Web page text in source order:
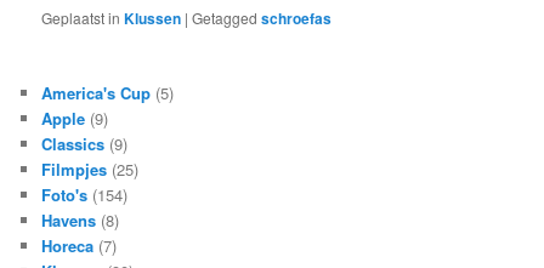
Geplaatst in Klussen |Getagged schroefas
America's Cup (5)
Apple (9)
Classics (9)
Filmpjes (25)
Foto's (154)
Havens (8)
Horeca (7)